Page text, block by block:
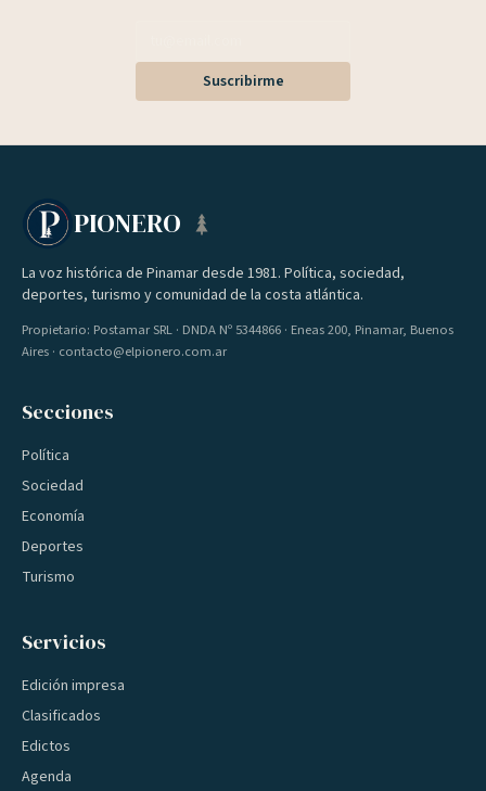
Suscribirme
PIONERO
La voz histórica de Pinamar desde 1981. Política, sociedad,
deportes, turismo y comunidad de la costa atlántica.
Propietario: Postamar SRL · DNDA Nº 5344866 · Eneas 200, Pinamar, Buenos
Aires · contacto@elpionero.com.ar
Secciones
Política
Sociedad
Economía
Deportes
Turismo
Servicios
Edición impresa
Clasificados
Edictos
Agenda